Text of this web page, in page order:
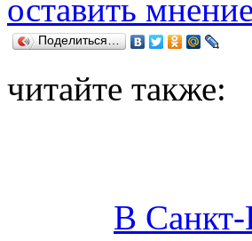
оставить мнение
Поделиться…
читайте также:
В Санкт-